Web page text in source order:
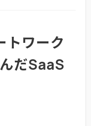
トワーク
だSaaS